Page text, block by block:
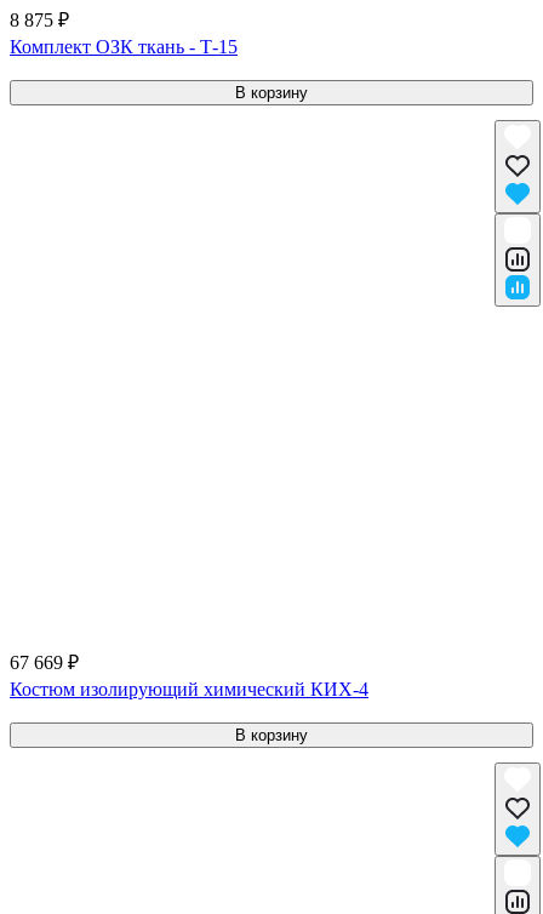
8 875 ₽
Комплект ОЗК ткань - Т-15
В корзину
67 669 ₽
Костюм изолирующий химический КИХ-4
В корзину